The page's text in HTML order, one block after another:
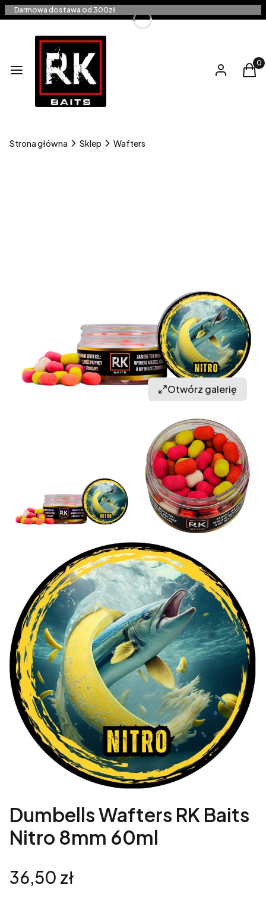
Darmowa dostawa od 300zł.
Menu Zaloguj się
Strona główna Sklep Wafters
Otwórz galerię
Dumbells Wafters RK Baits
Nitro 8mm 60ml
Cena
36,50 zł